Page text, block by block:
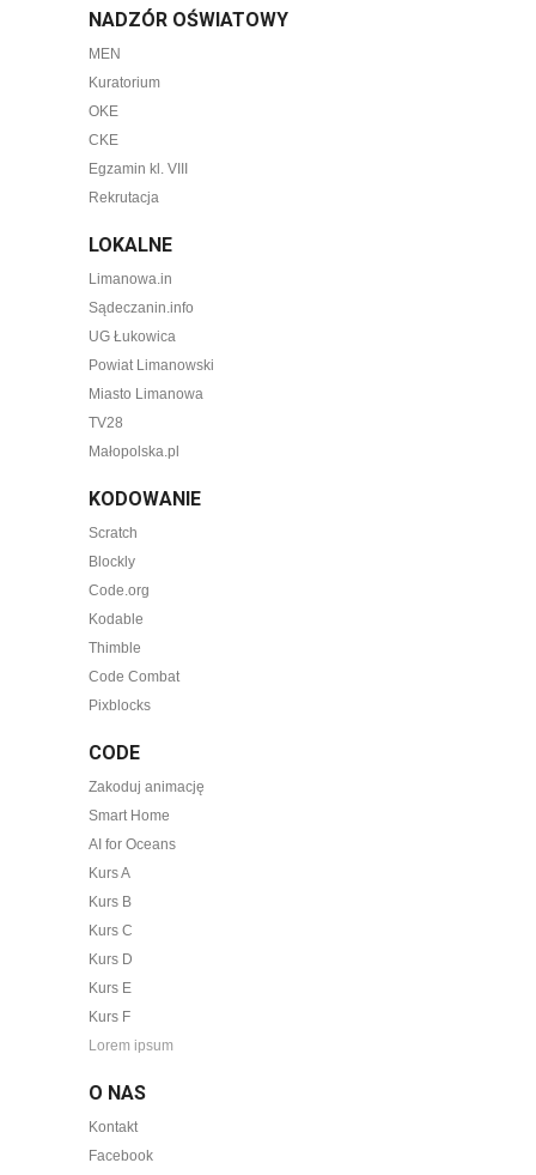
NADZÓR OŚWIATOWY
MEN
Kuratorium
OKE
CKE
Egzamin kl. VIII
Rekrutacja
LOKALNE
Limanowa.in
Sądeczanin.info
UG Łukowica
Powiat Limanowski
Miasto Limanowa
TV28
Małopolska.pl
KODOWANIE
Scratch
Blockly
Code.org
Kodable
Thimble
Code Combat
Pixblocks
CODE
Zakoduj animację
Smart Home
AI for Oceans
Kurs A
Kurs B
Kurs C
Kurs D
Kurs E
Kurs F
Lorem ipsum
O NAS
Kontakt
Facebook